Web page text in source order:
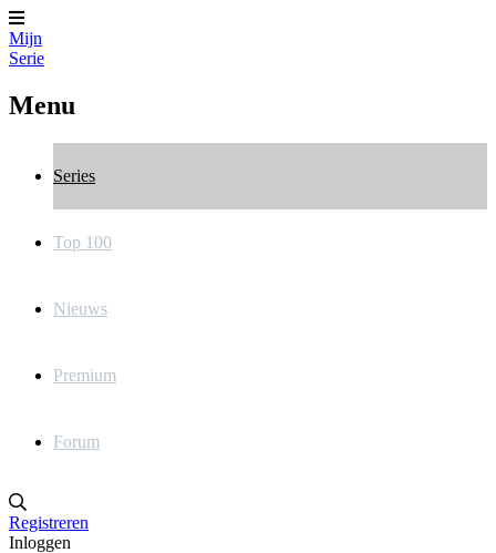
Mijn
Serie
Menu
Series
Top 100
Nieuws
Premium
Forum
Registreren
Inloggen